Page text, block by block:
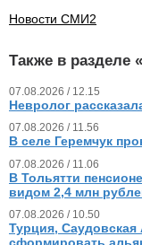
Новости СМИ2
Также в разделе «
07.08.2026 / 12.15
Невролог
07.08.2026 / 11.56
В селе Геремчук
07.08.2026 / 11.06
В Тольятти
видом 2,4 млн
07.08.2026 / 10.50
Турция,